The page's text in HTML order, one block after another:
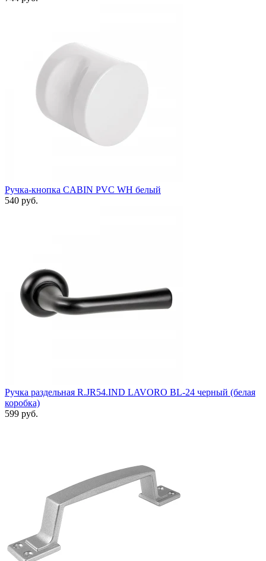
Ручка-кнопка CABIN PVC WH белый
540 руб.
Ручка раздельная R.JR54.IND LAVORO BL-24 черный (белая
коробка)
599 руб.